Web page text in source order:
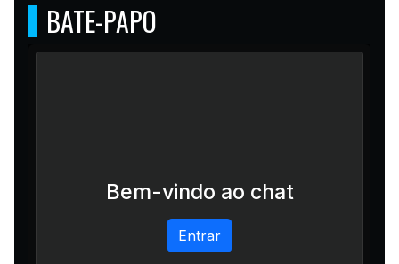
BATE-PAPO
Bem-vindo ao chat
Entrar